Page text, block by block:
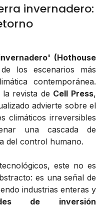
invernadero:
(Hothouse
los escenarios más
contemporánea.
la revista de Cell Press,
advierte sobre el
climáticos irreversibles
una cascada de
del control humano.
este no es
es una señal de
industrias enteras y
de inversión